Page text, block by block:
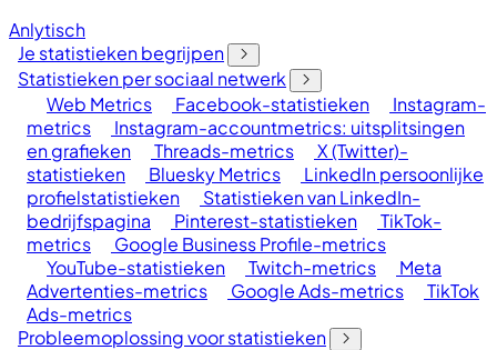
Anlytisch
Je statistieken begrijpen
Statistieken per sociaal netwerk
Web Metrics
Facebook-statistieken
Instagram-
metrics
Instagram-accountmetrics: uitsplitsingen
en grafieken
Threads-metrics
X (Twitter)-
statistieken
Bluesky Metrics
LinkedIn persoonlijke
profielstatistieken
Statistieken van LinkedIn-
bedrijfspagina
Pinterest-statistieken
TikTok-
metrics
Google Business Profile-metrics
YouTube-statistieken
Twitch-metrics
Meta
Advertenties-metrics
Google Ads-metrics
TikTok
Ads-metrics
Probleemoplossing voor statistieken